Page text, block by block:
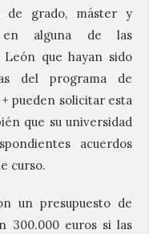
de grado, máster y
en alguna de las
que hayan sido
del programa de
pueden solicitar esta
que su universidad
acuerdos
curso.
un presupuesto de
300.000 euros si las